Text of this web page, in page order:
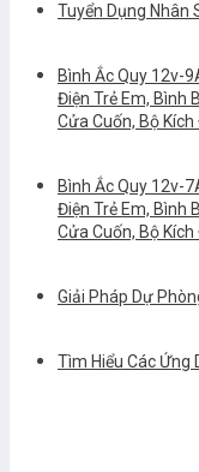
Tuyển Dụng Nhân
Bình Ắc Quy 12v-
Điện Trẻ Em, Bình
Cửa Cuốn, Bộ
Bình Ắc Quy 12v-
Điện Trẻ Em, Bình
Cửa Cuốn, Bộ
Giải Pháp Dự
Tìm Hiểu Các Ứng